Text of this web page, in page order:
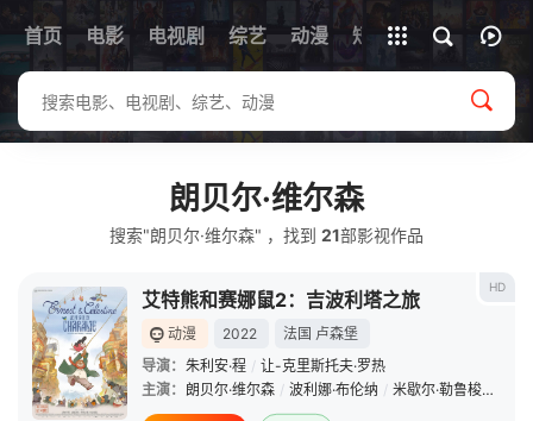
首页 电影 电视剧 综艺 动漫 短剧
全部影片
朗贝尔·维尔森
搜索"朗贝尔·维尔森" ，找到 21部影视作品
HD
艾特熊和赛娜鼠2：吉波利塔之旅
动漫 2022 法国 卢森堡
导演： 朱利安·程 / 让-克里斯托夫·罗热
主演： 朗贝尔·维尔森 / 波利娜·布伦纳 / 米歇尔·勒鲁梭 /